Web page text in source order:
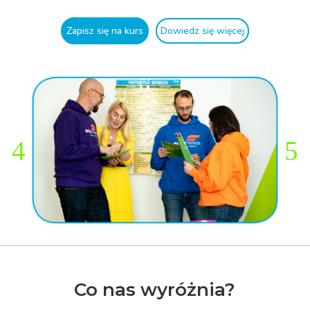
Zapisz się na kurs Dowiedz się więcej
Co nas wyróżnia?